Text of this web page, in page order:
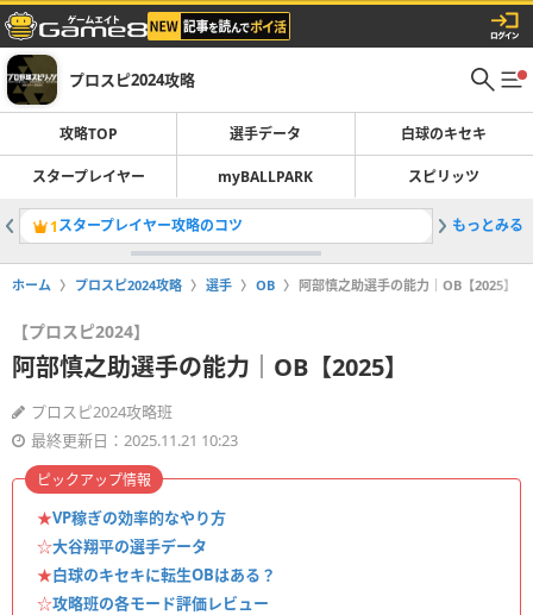
プロスピ2024攻略
攻略TOP 選手データ 白球のキセキ
スタープレイヤー myBALLPARK スピリッツ
1スタープレイヤー攻略のコツ 2プロ野
もっとみる
ホーム プロスピ2024攻略 選手 OB 阿部慎之助選手の能力｜OB【2025】
【プロスピ2024】
阿部慎之助選手の能力｜OB【2025】
プロスピ2024攻略班
最終更新日：2025.11.21 10:23
★VP稼ぎの効率的なやり方
☆大谷翔平の選手データ
★白球のキセキに転生OBはある？
☆攻略班の各モード評価レビュー
ピックアップ情報